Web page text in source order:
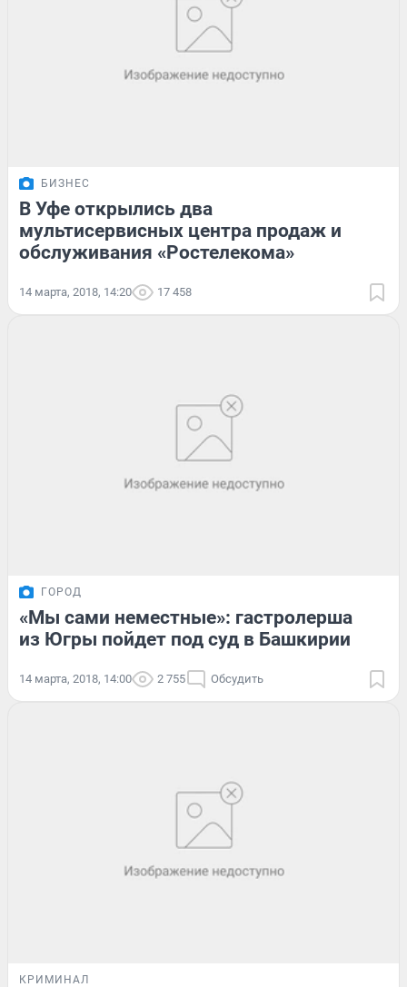
БИЗНЕС
В Уфе открылись два
мультисервисных центра продаж и
обслуживания «Ростелекома»
14 марта, 2018, 14:20 17 458
ГОРОД
«Мы сами неместные»: гастролерша
из Югры пойдет под суд в Башкирии
14 марта, 2018, 14:00 2 755 Обсудить
КРИМИНАЛ